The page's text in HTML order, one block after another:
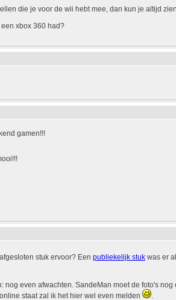
die je voor de wii hebt mee, dan kun je altijd
xbox 360 had?
gamen!!!
stuk ervoor? Een publiekelijk stuk was er
nog even afwachten. SandeMan moet de foto's
staat zal ik het hier wel even melden
.